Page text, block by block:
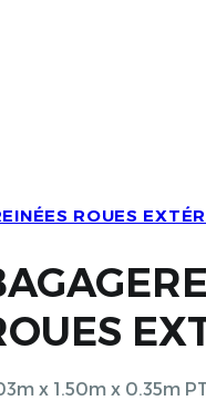
ROUES
x 1.50m x 0.35m